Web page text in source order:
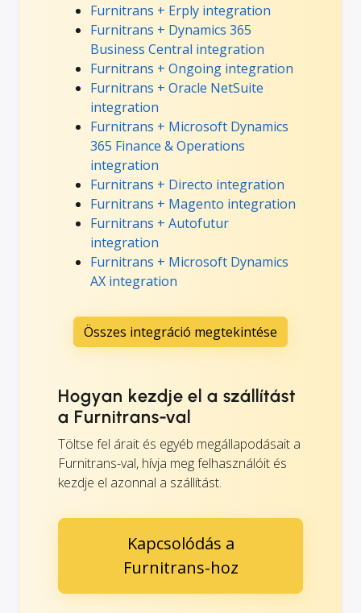
Furnitrans + Erply integration
Furnitrans + Dynamics 365
Business Central integration
Furnitrans + Ongoing integration
Furnitrans + Oracle NetSuite
integration
Furnitrans + Microsoft Dynamics
365 Finance & Operations
integration
Furnitrans + Directo integration
Furnitrans + Magento integration
Furnitrans + Autofutur
integration
Furnitrans + Microsoft Dynamics
AX integration
Összes integráció megtekintése
Hogyan kezdje el a szállítást
a Furnitrans-val
Töltse fel árait és egyéb megállapodásait a
Furnitrans-val, hívja meg felhasználóit és
kezdje el azonnal a szállítást.
Kapcsolódás a
Furnitrans-hoz